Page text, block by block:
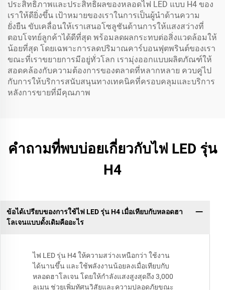
ประสิทธิภาพและประสิทธิผลของหลอดไฟ LED แบบ H4 ของ
เราให้ดียิ่งขึ้น เป้าหมายของเราในการเป็นผู้นำด้านความ
ยั่งยืน ขับเคลื่อนให้เราเสนอโซลูชันด้านการให้แสงสว่างที่
ตอบโจทย์ลูกค้าได้ดีที่สุด พร้อมลดผลกระทบต่อสิ่งแวดล้อมให้
น้อยที่สุด โดยเฉพาะการลดปริมาณคาร์บอนฟุตพรินต์ของเรา
ขณะที่เราขยายการมีอยู่ทั่วโลก เรามุ่งออกแบบผลิตภัณฑ์ให้
สอดคล้องกับความต้องการของตลาดที่หลากหลาย ควบคู่ไป
กับการให้บริการสนับสนุนทางเทคนิคที่ครอบคลุมและบริการ
หลังการขายที่มีคุณภาพ
คำถามที่พบบ่อยเกี่ยวกับไฟ LED รุ่น
H4
ข้อได้เปรียบของการใช้ไฟ LED รุ่น H4 เมื่อเทียบกับหลอดฮา
โลเจนแบบดั้งเดิมคืออะไร
ไฟ LED รุ่น H4 ให้ความสว่างเหนือกว่า ใช้งาน
ได้นานขึ้น และใช้พลังงานน้อยลงเมื่อเทียบกับ
หลอดฮาโลเจน โดยให้กำลังแสงสูงสุดถึง 3,000
ลูเมน ช่วยเพิ่มทัศนวิสัยและความปลอดภัยขณะ